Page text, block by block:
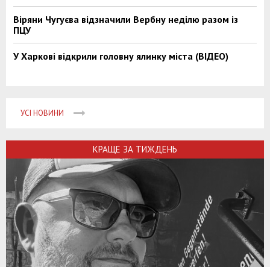
Віряни Чугуєва відзначили Вербну неділю разом із
ПЦУ
У Харкові відкрили головну ялинку міста (ВІДЕО)
УСІ НОВИНИ
КРАЩЕ ЗА ТИЖДЕНЬ